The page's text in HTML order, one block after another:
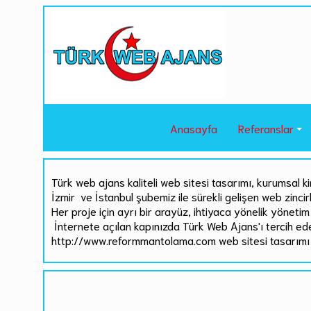
Anasayfa Referanslar
Türk web ajans kaliteli web sitesi tasarımı, kurumsal
İzmir ve İstanbul şubemiz ile sürekli gelişen web
Her proje için ayrı bir arayüz, ihtiyaca yönelik
İnternete açılan kapınızda Türk Web Ajans'ı tercih
http://www.reformmantolama.com web sitesi tasarımı